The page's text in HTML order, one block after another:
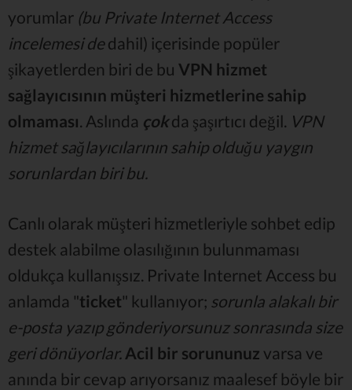
yorumlar (bu Private Internet Access
incelemesi dedahil) içerisinde popüler
şikayetlerden biri de bu VPN hizmet
sağlayıcısının müşteri hizmetlerine sahip
olmaması. Aslında çokda şaşırtıcı değil. VPN
hizmet sağlayıcılarının sahip olduğu yaygın
sorunlardan biri bu.
Canlı olarak müşteri hizmetleriyle sohbet edip
destek alabilme olasılığının bulunmaması
oldukça kullanışsız. Private Internet Access bu
anlamda "ticket" kullanıyor; sorunla alakalı bir
e-posta yazıp gönderiyorsunuz sonrasında size
geri dönüyorlar. Acil bir sorununuz varsa ve
anında bir cevap arıyorsanız maalesef böyle bir